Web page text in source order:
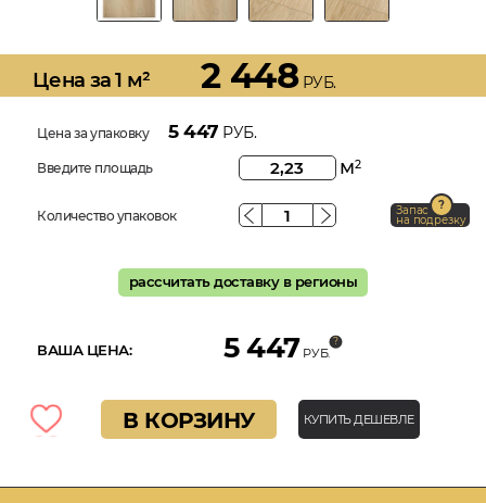
Цена за 1 м² 2 448РУБ.
Цена за упаковку 5 447 РУБ.
Введите площадь м2
Количество упаковок Запас
на подрезку
рассчитать доставку в регионы
ВАША ЦЕНА: 5 447 РУБ.
В КОРЗИНУ КУПИТЬ ДЕШЕВЛЕ